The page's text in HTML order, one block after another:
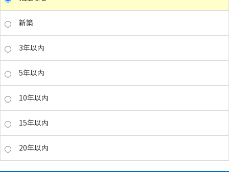
新築
3年以内
5年以内
10年以内
15年以内
20年以内